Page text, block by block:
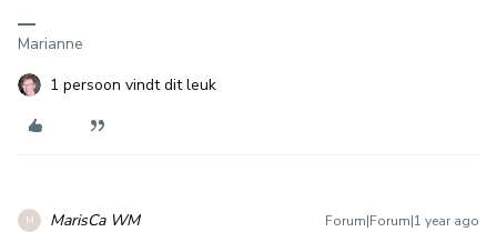
Marianne
1 persoon vindt dit leuk
M MarisCa WM Forum|Forum|1 year ago